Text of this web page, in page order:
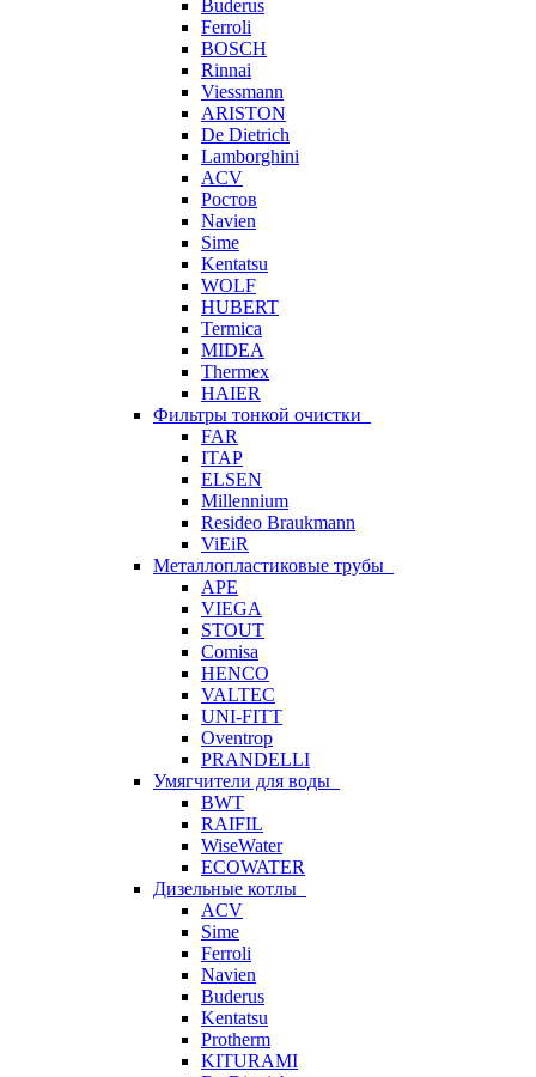
Buderus
Ferroli
BOSCH
Rinnai
Viessmann
ARISTON
De Dietrich
Lamborghini
ACV
Ростов
Navien
Sime
Kentatsu
WOLF
HUBERT
Termica
MIDEA
Thermex
HAIER
Фильтры тонкой очистки
FAR
ITAP
ELSEN
Millennium
Resideo Braukmann
ViEiR
Металлопластиковые трубы
APE
VIEGA
STOUT
Comisa
HENCO
VALTEC
UNI-FITT
Oventrop
PRANDELLI
Умягчители для воды
BWT
RAIFIL
WiseWater
ECOWATER
Дизельные котлы
ACV
Sime
Ferroli
Navien
Buderus
Kentatsu
Protherm
KITURAMI